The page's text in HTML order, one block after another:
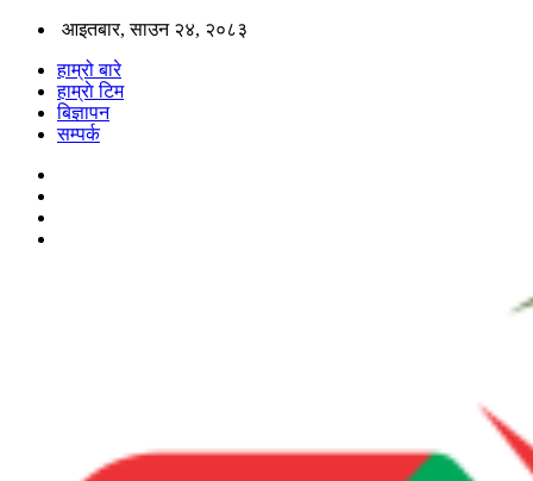
आइतबार, साउन २४, २०८३
हाम्रो बारे
हाम्राे टिम
बिज्ञापन
सम्पर्क